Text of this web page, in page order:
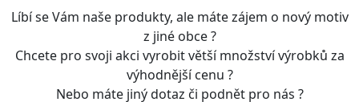
Líbí se Vám naše produkty, ale máte zájem o nový motiv
z jiné obce ?
Chcete pro svoji akci vyrobit větší množství výrobků za
výhodnější cenu ?
Nebo máte jiný dotaz či podnět pro nás ?